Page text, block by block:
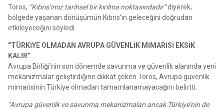
Toros, “Kıbrıs’ımız tarihsel bir kırılma noktasındadır”diyerek,
bölgede yaşanan dönüşümün Kıbrıs’ın geleceğini doğrudan
etkileyeceğini söyledi.
“TÜRKİYE OLMADAN AVRUPA GÜVENLİK MİMARİSİ EKSİK
KALIR”
Avrupa Birliği’nin son dönemde savunma ve güvenlik alanında yeni
mekanizmalar geliştirdiğine dikkat çeken Toros, Avrupa güvenlik
mimarisinin Türkiye olmadan tamamlanamayacağını belirtti.
“Avrupa güvenlik ve savunma mekanizmaları ancak Türkiye’nin de